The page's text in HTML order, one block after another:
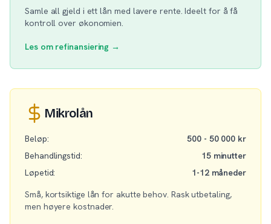
Samle all gjeld i ett lån med lavere rente. Ideelt for å få
kontroll over økonomien.
Les om refinansiering →
Mikrolån
Beløp:
500 - 50 000 kr
Behandlingstid:
15 minutter
Løpetid:
1-12 måneder
Små, kortsiktige lån for akutte behov. Rask utbetaling,
men høyere kostnader.